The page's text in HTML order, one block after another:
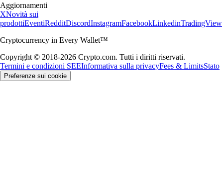
Aggiornamenti
XNovità sui
prodottiEventiRedditDiscordInstagramFacebookLinkedinTradingView
Cryptocurrency in Every Wallet™
Copyright © 2018-2026 Crypto.com. Tutti i diritti riservati.
Termini e condizioni SEEInformativa sulla privacyFees & LimitsStato
Preferenze sui cookie